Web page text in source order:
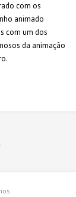
com os
animado
com um dos
da animação